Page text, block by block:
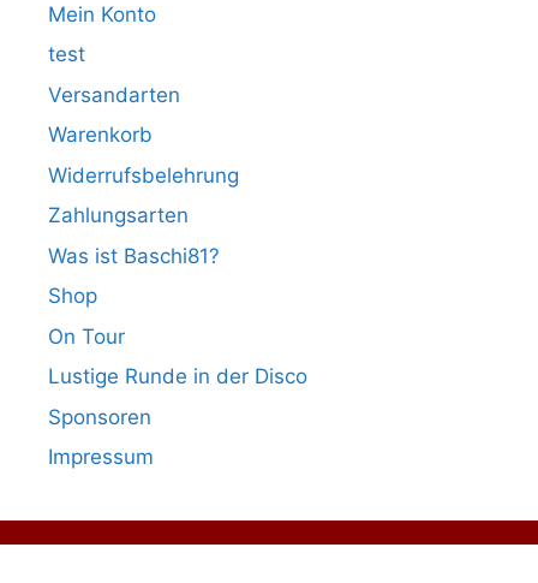
Mein Konto
test
Versandarten
Warenkorb
Widerrufsbelehrung
Zahlungsarten
Was ist Baschi81?
Shop
On Tour
Lustige Runde in der Disco
Sponsoren
Impressum